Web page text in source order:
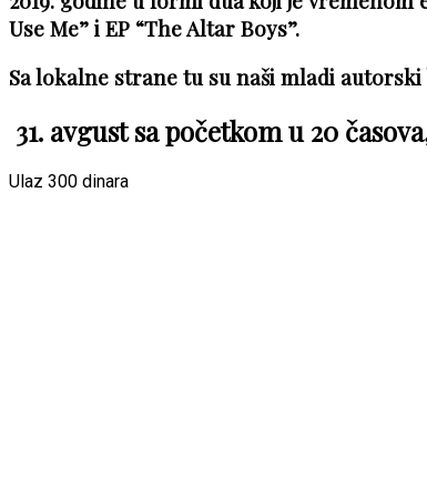
Use Me” i EP “The Altar Boys”.
Sa lokalne strane tu su naši mladi
31. avgust sa početkom u 20
Ulaz 300 dinara